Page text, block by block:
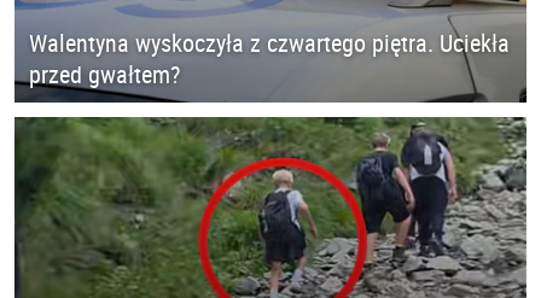
Walentyna wyskoczyła z czwartego piętra. Uciekła
przed gwałtem?